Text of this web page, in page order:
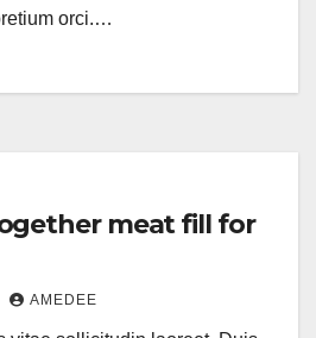
orci.…
meat fill for
AMEDEE